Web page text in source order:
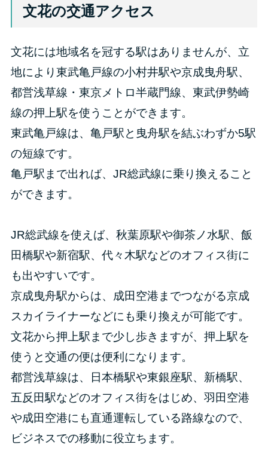
文花の交通アクセス
文花には地域名を冠する駅はありませんが、立
地により東武亀戸線の小村井駅や京成曳舟駅、
都営浅草線・東京メトロ半蔵門線、東武伊勢崎
線の押上駅を使うことができます。
東武亀戸線は、亀戸駅と曳舟駅を結ぶわずか5駅
の短線です。
亀戸駅まで出れば、JR総武線に乗り換えること
ができます。
JR総武線を使えば、秋葉原駅や御茶ノ水駅、飯
田橋駅や新宿駅、代々木駅などのオフィス街に
も出やすいです。
京成曳舟駅からは、成田空港までつながる京成
スカイライナーなどにも乗り換えが可能です。
文花から押上駅まで少し歩きますが、押上駅を
使うと交通の便は便利になります。
都営浅草線は、日本橋駅や東銀座駅、新橋駅、
五反田駅などのオフィス街をはじめ、羽田空港
や成田空港にも直通運転している路線なので、
ビジネスでの移動に役立ちます。